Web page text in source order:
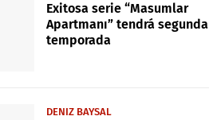
Exitosa serie “Masumlar
Apartmanı” tendrá segunda
temporada
DENIZ BAYSAL